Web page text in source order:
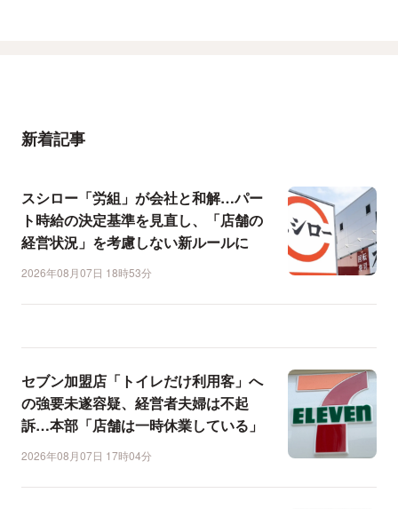
新着記事
スシロー「労組」が会社と和解…パー
ト時給の決定基準を見直し、「店舗の
経営状況」を考慮しない新ルールに
2026年08月07日 18時53分
セブン加盟店「トイレだけ利用客」へ
の強要未遂容疑、経営者夫婦は不起
訴…本部「店舗は一時休業している」
2026年08月07日 17時04分